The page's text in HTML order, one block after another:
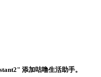
" 添加咕噜生活助手。